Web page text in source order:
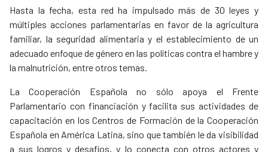
Hasta la fecha, esta red ha impulsado más de 30 leyes y
múltiples acciones parlamentarias en favor de la agricultura
familiar, la seguridad alimentaria y el establecimiento de un
adecuado enfoque de género en las políticas contra el hambre y
la malnutrición, entre otros temas.
La Cooperación Española no sólo apoya el Frente
Parlamentario con financiación y facilita sus actividades de
capacitación en los Centros de Formación de la Cooperación
Española en América Latina, sino que también le da visibilidad
a sus logros y desafíos, y lo conecta con otros actores y